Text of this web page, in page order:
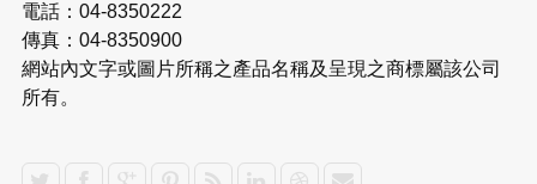
電話：04-8350222
傳真：04-8350900
網站內文字或圖片所稱之產品名稱及呈現之商標屬該公司
所有。